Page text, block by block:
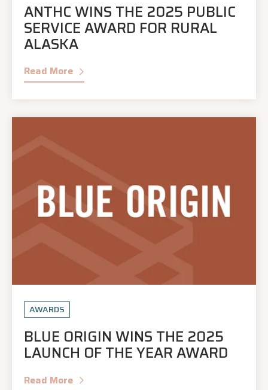
ANTHC WINS THE 2025 PUBLIC
SERVICE AWARD FOR RURAL
ALASKA
Read More
AWARDS
BLUE ORIGIN WINS THE 2025
LAUNCH OF THE YEAR AWARD
Read More